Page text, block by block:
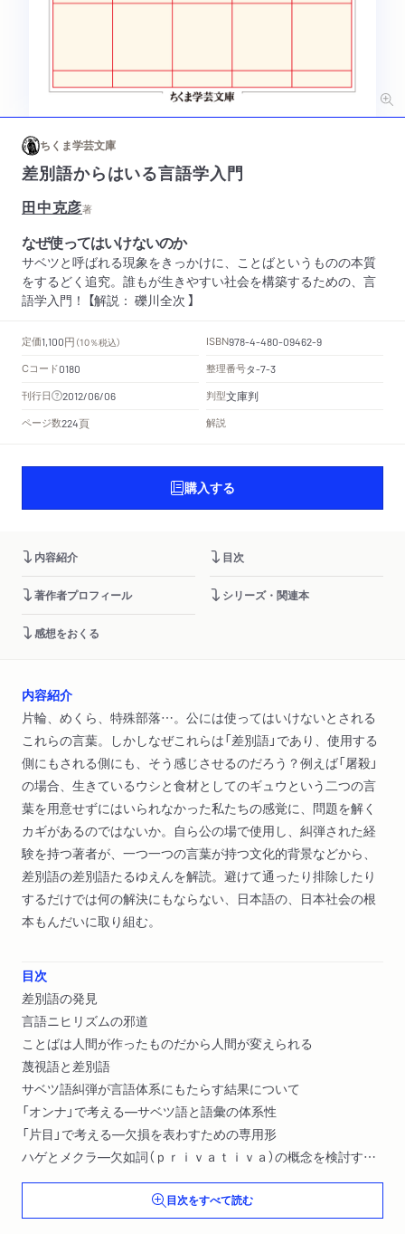
ちくま学芸文庫
差別語からはいる言語学入門
田中克彦著
なぜ使ってはいけないのか
サベツと呼ばれる現象をきっかけに、ことばというものの本質
をするどく追究。誰もが生きやすい社会を構築するための、言
語学入門！ 【解説： 礫川全次 】
定価1,100円 （10％税込） ISBN978-4-480-09462-9
Cコード0180 整理番号タ-7-3
刊行日 2012/06/06 判型文庫判
ページ数224頁 解説
購入する
内容紹介 目次
著作者プロフィール シリーズ・関連本
感想をおくる
内容紹介
片輪、めくら、特殊部落…。公には使ってはいけないとされる
これらの言葉。しかしなぜこれらは「差別語」であり、使用する
側にもされる側にも、そう感じさせるのだろう？例えば「屠殺」
の場合、生きているウシと食材としてのギュウという二つの言
葉を用意せずにはいられなかった私たちの感覚に、問題を解く
カギがあるのではないか。自ら公の場で使用し、糾弾された経
験を持つ著者が、一つ一つの言葉が持つ文化的背景などから、
差別語の差別語たるゆえんを解読。避けて通ったり排除したり
するだけでは何の解決にもならない、日本語の、日本社会の根
本もんだいに取り組む。
目次
差別語の発見
言語ニヒリズムの邪道
ことばは人間が作ったものだから人間が変えられる
蔑視語と差別語
サベツ語糾弾が言語体系にもたらす結果について
「オンナ」で考える―サベツ語と語彙の体系性
「片目」で考える―欠損を表わすための専用形
ハゲとメクラ―欠如詞（ｐｒｉｖａｔｉｖａ）の概念を検討する
略語のサベツ効果について―「北鮮」から「ヤラハタ」まで
「トサツ」についての予備的考察
「カタ‐」の練習問題
目次をすべて読む